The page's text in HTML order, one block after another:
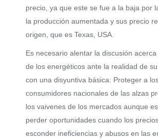
precio, ya que este se fue a la baja por
la producción aumentada y sus precio
origen, que es Texas, USA.
Es necesario alentar la discusión
de los energéticos ante la realidad de
con una disyuntiva básica: Proteger a
consumidores nacionales de las alzas
los vaivenes de los mercados aunque
perder oportunidades cuando los
esconder ineficiencias y abusos en las